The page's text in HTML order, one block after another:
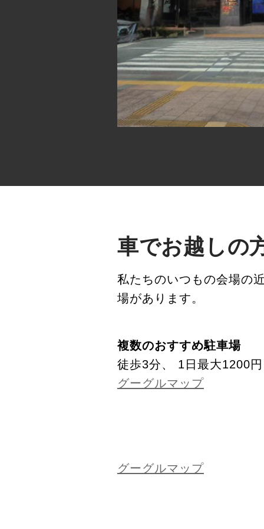
車でお越しの
私たちのいつもの会場の
場があります。
複数のおすすめ駐車場
徒歩3分、 1日最大1200円
グーグルマップ
グーグルマップ